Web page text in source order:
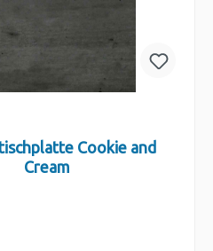
Cookie and
Cream